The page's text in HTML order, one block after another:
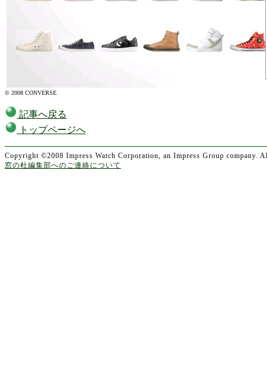
© 2008 CONVERSE
記事へ戻る
トップページへ
Copyright ©2008 Impress Watch Corporation, an Impress Group company.
窓の杜編集部へのご連絡について